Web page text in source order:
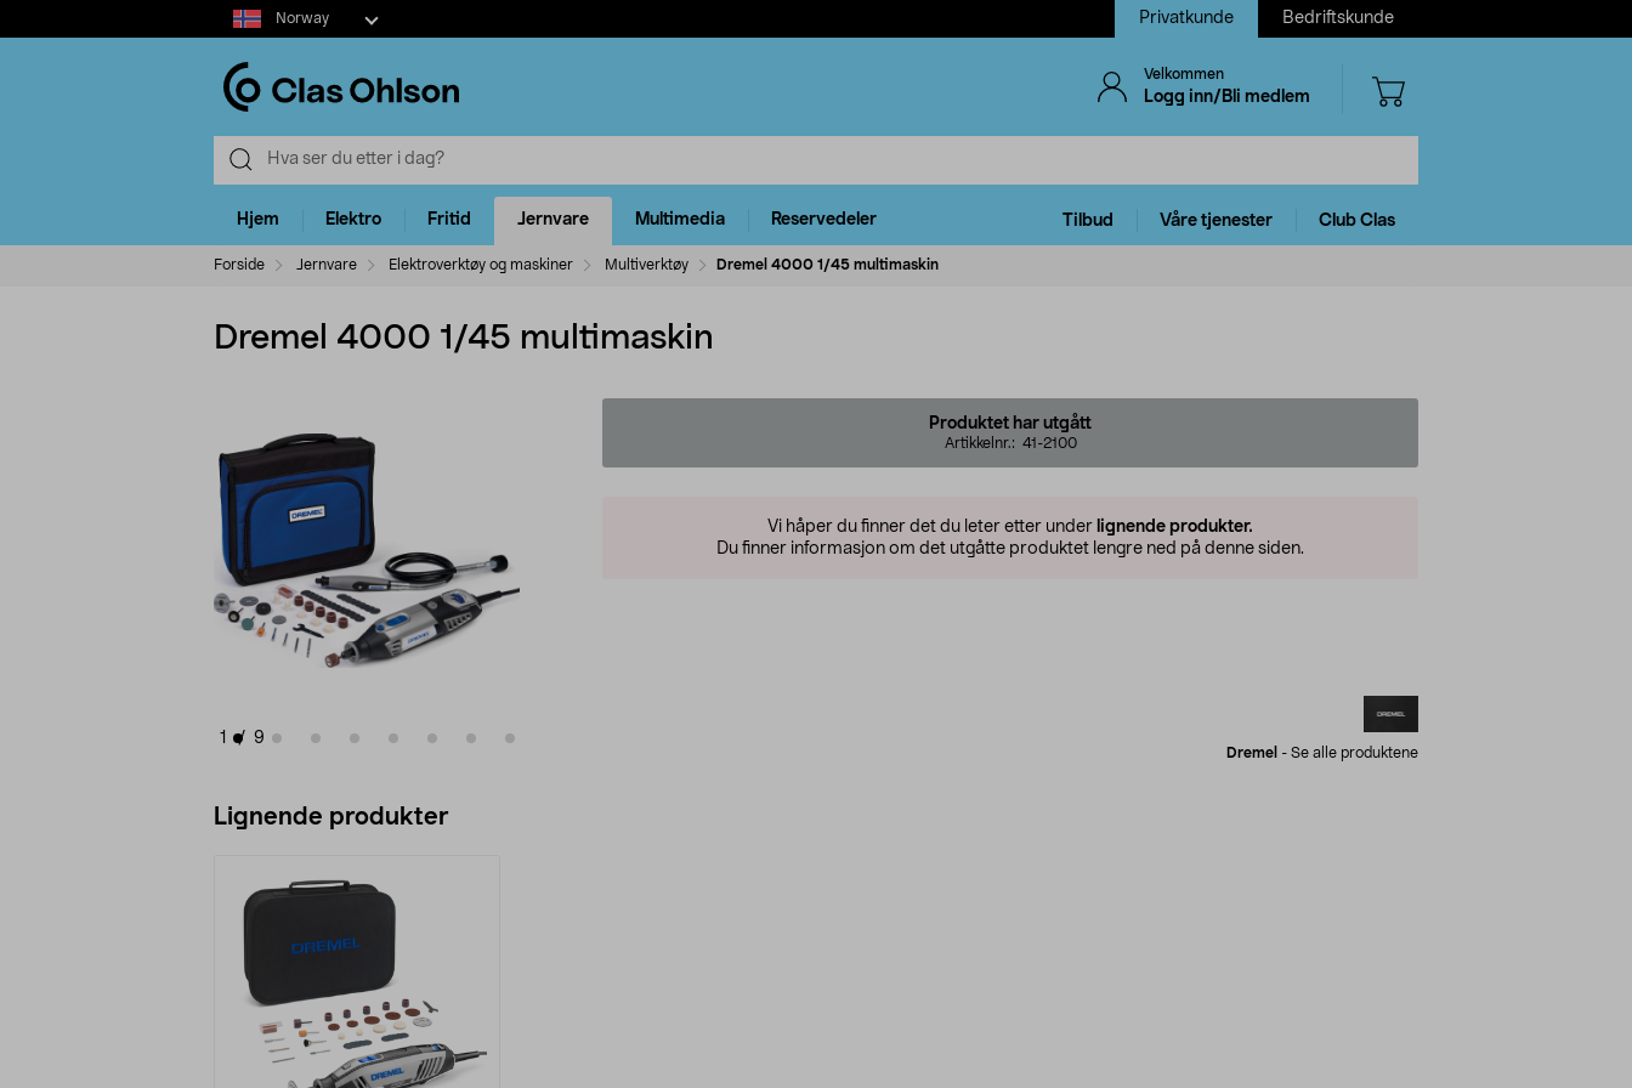
Select
market
Norway Privatkunde Bedriftskunde
Velkommen
Logg inn/Bli medlem
Hjem Elektro Fritid Jernvare Multimedia Reservedeler Tilbud Våre tjenester Club Clas
Forside Jernvare Elektroverktøy og maskiner Multiverktøy Dremel 4000 1/45 multimaskin
Dremel 4000 1/45 multimaskin
1 / 9
Produktet har utgått
Artikkelnr.: 41-2100
Vi håper du finner det du leter etter under lignende produkter.
Du finner informasjon om det utgåtte produktet lengre ned på denne siden.
Dremel - Se alle produktene
Lignende produkter